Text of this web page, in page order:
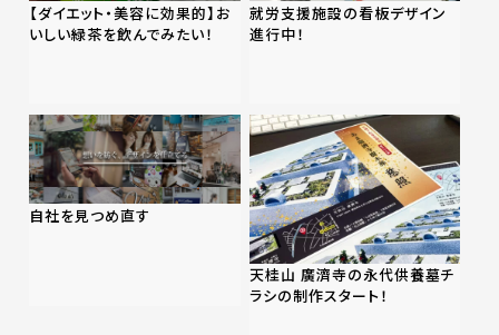
【ダイエット・美容に効果的】お
いしい緑茶を飲んでみたい！
就労支援施設の看板デザイン
進行中！
自社を見つめ直す
天桂山 廣濟寺の永代供養墓チ
ラシの制作スタート！